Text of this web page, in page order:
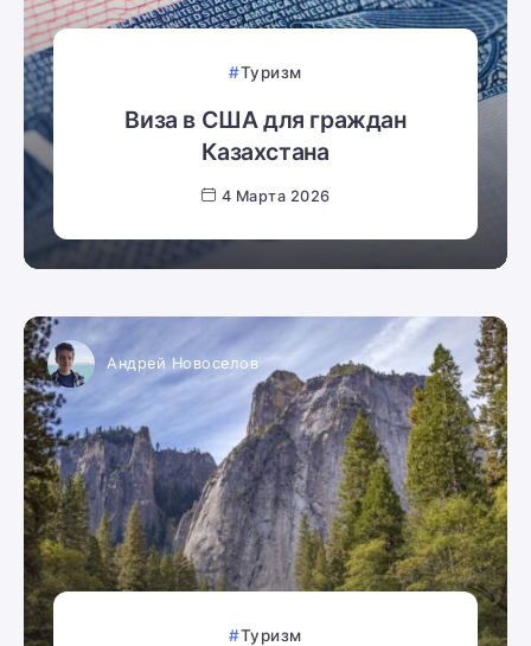
Туризм
Виза в США для граждан
Казахстана
4 Марта 2026
Андрей Новоселов
Туризм